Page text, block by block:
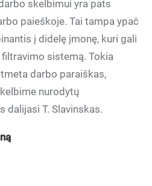
skelbimui yra pats
paieškoje. Tai tampa ypač
į didelę įmonę, kuri gali
sistemą. Tokia
darbo paraiškas,
nurodytų
dalijasi T. Slavinskas.